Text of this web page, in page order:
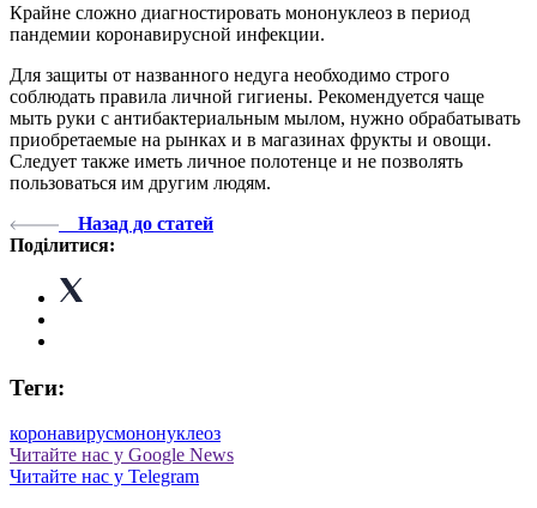
Крайне сложно диагностировать мононуклеоз в период
пандемии коронавирусной инфекции.
Для защиты от названного недуга необходимо строго
соблюдать правила личной гигиены. Рекомендуется чаще
мыть руки с антибактериальным мылом, нужно обрабатывать
приобретаемые на рынках и в магазинах фрукты и овощи.
Следует также иметь личное полотенце и не позволять
пользоваться им другим людям.
Назад до статей
Поділитися:
Теги:
коронавирусмононуклеоз
Читайте нас у Google News
Читайте нас у Telegram